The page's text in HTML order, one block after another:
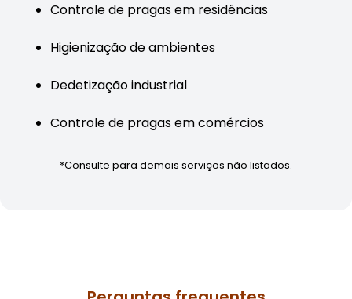
Controle de pragas em residências
Higienização de ambientes
Dedetização industrial
Controle de pragas em comércios
*Consulte para demais serviços não listados.